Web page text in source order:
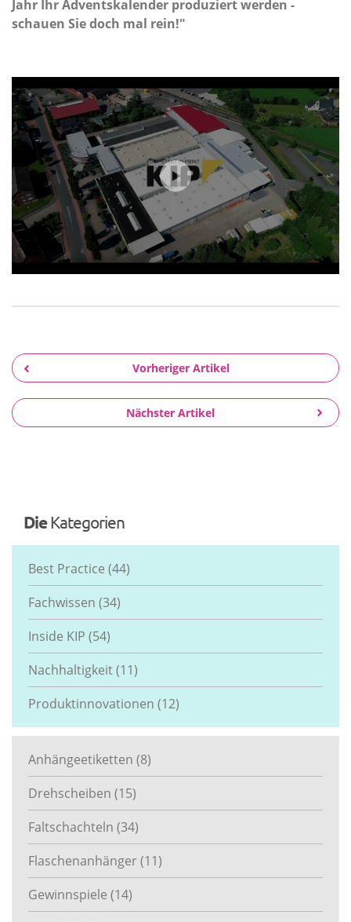
Jahr Ihr Adventskalender produziert werden -
schauen Sie doch mal rein!"
Vorheriger Artikel
Nächster Artikel
DieKategorien
Best Practice (44)
Fachwissen (34)
Inside KIP (54)
Nachhaltigkeit(11)
Produktinnovationen (12)
Anhängeetiketten (8)
Drehscheiben (15)
Faltschachteln (34)
Flaschenanhänger(11)
Gewinnspiele (14)